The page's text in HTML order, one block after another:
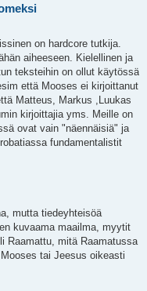
on hardcore tutkija.
aiheeseen. Kielellinen ja
teksteihin on ollut käytössä
että Mooses ei kirjoittanut
Matteus, Markus ,Luukas
kirjoittajia yms. Meille on
ovat vain "näennäisiä" ja
fundamentalistit
mutta tiedeyhteisöä
kuvaama maailma, myytit
Raamattu, mitä Raamatussa
tai Jeesus oikeasti